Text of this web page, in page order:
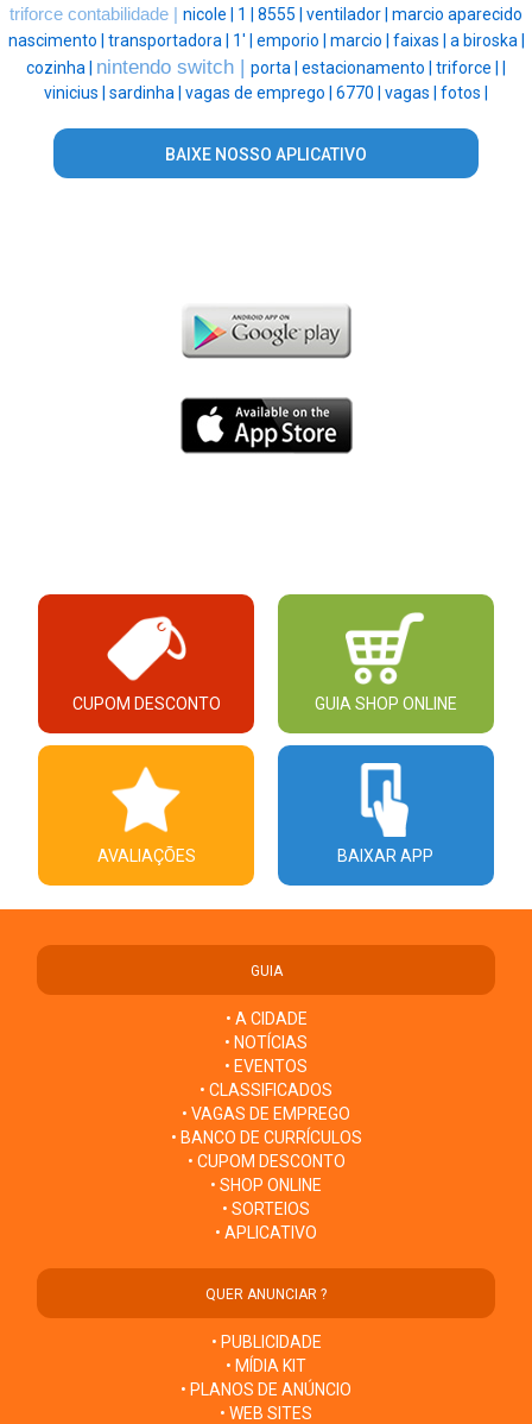
triforce contabilidade | nicole | 1 | 8555 | ventilador | marcio aparecido
nascimento | transportadora | 1' | emporio | marcio | faixas | a biroska |
cozinha | nintendo switch | porta | estacionamento | triforce |
vinicius | sardinha | vagas de emprego | 6770 | vagas | fotos |
BAIXE NOSSO APLICATIVO
CUPOM DESCONTO GUIA SHOP ONLINE
AVALIAÇÕES BAIXAR APP
GUIA
• A CIDADE
• NOTÍCIAS
• EVENTOS
• CLASSIFICADOS
• VAGAS DE EMPREGO
• BANCO DE CURRÍCULOS
• CUPOM DESCONTO
• SHOP ONLINE
• SORTEIOS
• APLICATIVO
QUER ANUNCIAR ?
• PUBLICIDADE
• MÍDIA KIT
• PLANOS DE ANÚNCIO
• WEB SITES